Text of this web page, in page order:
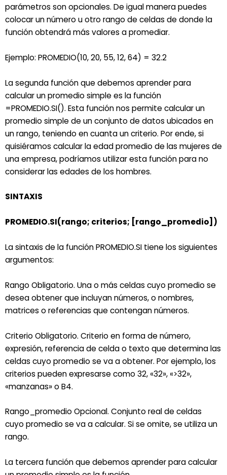
parámetros son opcionales. De igual manera puedes
colocar un número u otro rango de celdas de donde la
función obtendrá más valores a promediar.
Ejemplo: PROMEDIO(10, 20, 55, 12, 64) = 32.2
La segunda función que debemos aprender para
calcular un promedio simple es la función
=PROMEDIO.SI(). Esta función nos permite calcular un
promedio simple de un conjunto de datos ubicados en
un rango, teniendo en cuanta un criterio. Por ende, si
quisiéramos calcular la edad promedio de las mujeres de
una empresa, podríamos utilizar esta función para no
considerar las edades de los hombres.
SINTAXIS
PROMEDIO.SI(rango; criterios; [rango_promedio])
La sintaxis de la función PROMEDIO.SI tiene los siguientes
argumentos:
Rango Obligatorio. Una o más celdas cuyo promedio se
desea obtener que incluyan números, o nombres,
matrices o referencias que contengan números.
Criterio Obligatorio. Criterio en forma de número,
expresión, referencia de celda o texto que determina las
celdas cuyo promedio se va a obtener. Por ejemplo, los
criterios pueden expresarse como 32, «32», «>32»,
«manzanas» o B4.
Rango_promedio Opcional. Conjunto real de celdas
cuyo promedio se va a calcular. Si se omite, se utiliza un
rango.
La tercera función que debemos aprender para calcular